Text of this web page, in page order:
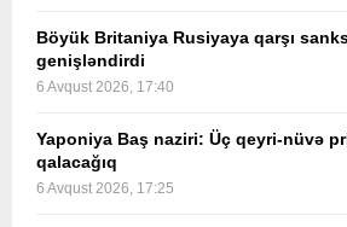
Böyük Britaniya Rusiyaya qarşı
genişləndirdi
6 Avqust 2026, 17:40
Yaponiya Baş naziri: Üç qeyri-nüvə
qalacağıq
6 Avqust 2026, 17:25